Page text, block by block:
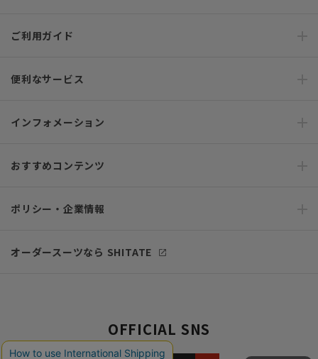
ご利用ガイド
便利なサービス
インフォメーション
おすすめコンテンツ
ポリシー・企業情報
オーダースーツなら SHITATE
OFFICIAL SNS